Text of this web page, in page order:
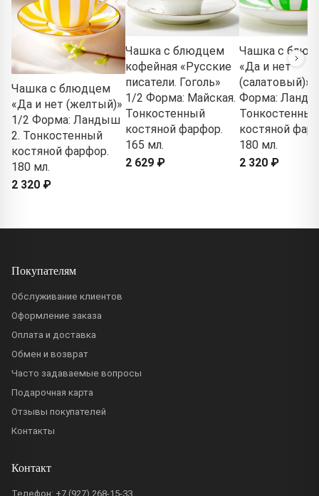
Чашка с блюдцем
«Да и нет (желтый)»
1/2 Форма: Ландыш
2. Тонкостенный
костяной фарфор.
180 мл.
2 320 ₽
Чашка с блюдцем
кофейная «Русские
писатели. Гоголь»
1/2 Форма: Майская.
Тонкостенный
костяной фарфор.
165 мл.
2 629 ₽
Чашка с
«Да и нет
(салатовый)»
Форма:
Тонкостенный
костяной
180 мл.
2 320 ₽
Покупателям
Обслуживание клиентов
Оформление заказа
Оплата и доставка
Обмен и возврат
Часто задаваемые вопросы
Подарочная карта
Отзывы покупателей
Контакты
Контакт
Телефон: +7 (927) 268-15-33